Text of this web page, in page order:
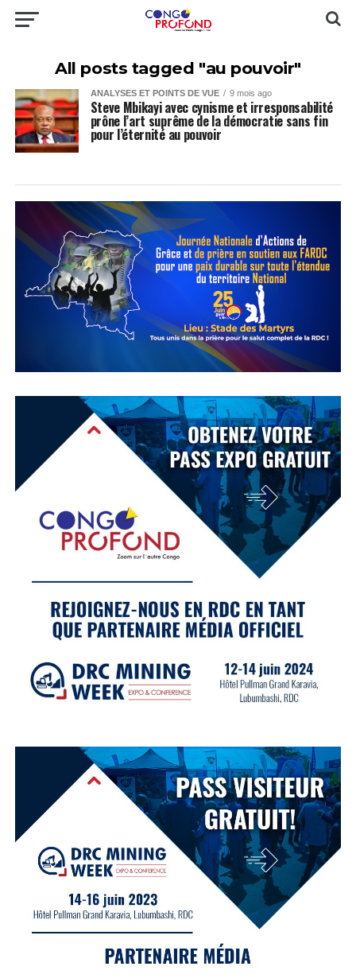
All posts tagged "au pouvoir"
ANALYSES ET POINTS DE VUE 9 mois ago
Steve Mbikayi avec cynisme et irresponsabilité
prône l’art suprême de la démocratie sans fin
pour l’éternité au pouvoir